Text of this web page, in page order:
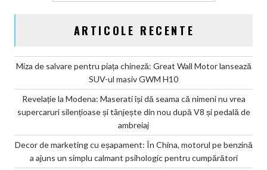
ARTICOLE RECENTE
Miza de salvare pentru piața chineză: Great Wall Motor lansează
SUV-ul masiv GWM H10
Revelație la Modena: Maserati își dă seama că nimeni nu vrea
supercaruri silențioase și tânjește din nou după V8 și pedală de
ambreiaj
Decor de marketing cu eșapament: În China, motorul pe benzină
a ajuns un simplu calmant psihologic pentru cumpărători